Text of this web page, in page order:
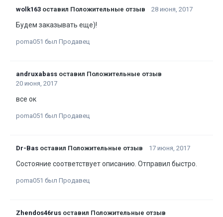
wolk163 оставил Положительные отзыв 28 июня, 2017
Будем заказывать еще)!
poma051 был Продавец
andruxabass оставил Положительные отзыв
20 июня, 2017
все ок
poma051 был Продавец
Dr-Bas оставил Положительные отзыв 17 июня, 2017
Состояние соответствует описанию. Отправил быстро.
poma051 был Продавец
Zhendos46rus оставил Положительные отзыв